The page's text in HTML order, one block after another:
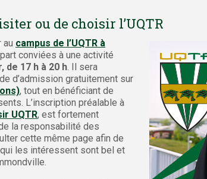
ou de choisir l’UQTR
au campus de l’UQTR à
conviées à une activité
17 h à 20 h. Il sera
d’admission gratuitement sur
, tout en bénéficiant de
L’inscription préalable à
UQTR, est fortement
la responsabilité des
cette même page afin de
les intéressent sont bel et